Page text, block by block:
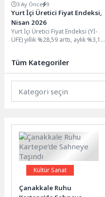
3 Ay Önce 9
Yurt İçi Üretici Fiyat Endeksi,
Nisan 2026
Yurt İçi Üretici Fiyat Endeksi (Yİ-
ÜFE) yıllık %28,59 arttı, aylık %3,17
Tüm Kategoriler
Kültür Sanat
Çanakkale Ruhu